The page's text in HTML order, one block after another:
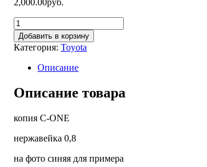
Добавить в корзину
Категория: Toyota
Описание
Описание товара
копия C-ONE
нержавейка 0,8
на фото синяя для примера